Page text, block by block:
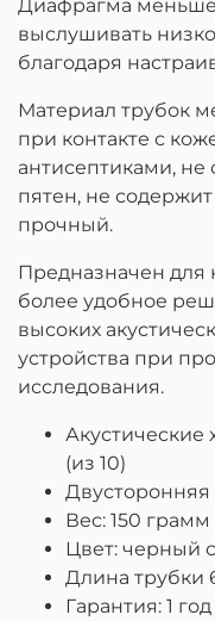
Диафрагма
выслушивать
благодаря
Материал трубок
при контакте с
антисептиками,
пятен, не
прочный.
Предназначен для
более удобное
высоких
устройства при
исследования.
Акустические
(из 10)
Двусторонняя
Вес: 150 грамм
Цвет: черный
Длина трубки
Гарантия: 1 год